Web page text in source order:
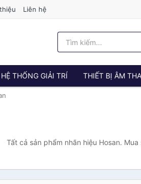
Liên hệ
HỆ THỐNG GIẢI TRÍ THIẾT BỊ ÂM
Tất cả sản phẩm nhãn hiệu Hosan.